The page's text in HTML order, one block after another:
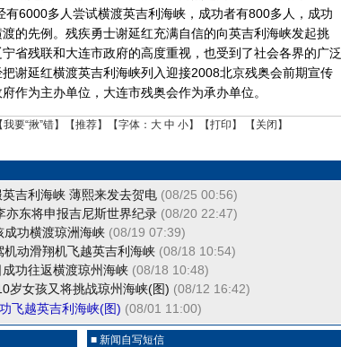
6000多人尝试横渡英吉利海峡，成功者有800多人，成功
的先例。残疾勇士谢延红充满自信的向英吉利海峡发起挑
省残联和大连市政府的高度重视，也受到了社会各界的广泛
谢延红横渡英吉利海峡列入迎接2008北京残奥会前期宣传
作为主办单位，大连市残奥会作为承办单位。
我要“揪”错】【推荐】【字体： 大 中 小】【打印 】 【 关闭 】
吉利海峡 薄熙来发去贺电 (08/25 00:56)
亦东将申报吉尼斯世界纪录 (08/20 22:47)
功横渡琼洲海峡 (08/19 07:39)
动滑翔机飞越英吉利海峡 (08/18 10:54)
功往返横渡琼州海峡 (08/18 10:48)
岁女孩又将挑战琼州海峡(图) (08/12 16:42)
飞越英吉利海峡(图) (08/01 11:00)
■ 新闻自写短信